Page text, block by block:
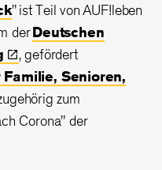
" ist Teil von AUF!leben
derDeutschen
, gefördert
Senioren,
zum
Corona" der